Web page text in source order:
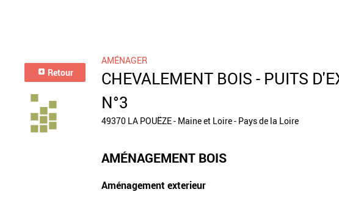
Retour
AMÉNAGER
CHEVALEMENT BOIS - PUITS
N°3
49370 LA POUËZE - Maine et Loire - Pays de la Loire
AMÉNAGEMENT BOIS
Aménagement exterieur